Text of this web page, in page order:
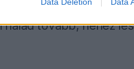
jeleket látott. „Az
tovább, nehéz